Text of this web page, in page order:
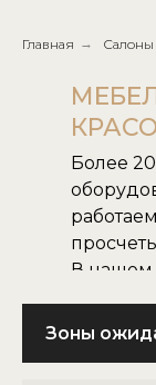
Главная → Салоны
Более
В нашем